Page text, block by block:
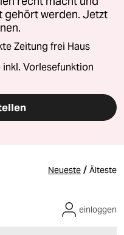
gehört werden. Jetzt
Zeitung frei Haus
Vorlesefunktion
Neueste / Älteste
einloggen